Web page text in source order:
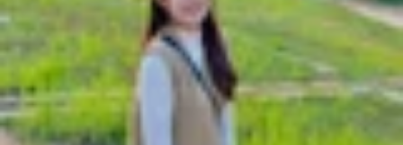
Ngày đăng:
04/03/2025
Cập nhật:04/03/2025
Theo dõi XTMobile trên